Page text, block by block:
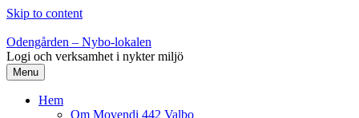
Skip to content
Odengården – Nybo-lokalen
Logi och verksamhet i nykter miljö
Menu
Hem
Om Movendi 442 Valbo